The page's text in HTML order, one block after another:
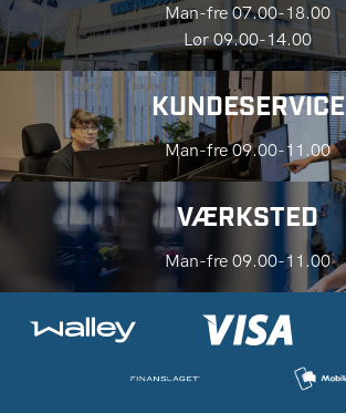
Man-fre 07.00-18.00
Lør 09.00-14.00
KUNDESERVICE
Man-fre 09.00-11.00
VÆRKSTED
Man-fre 09.00-11.00